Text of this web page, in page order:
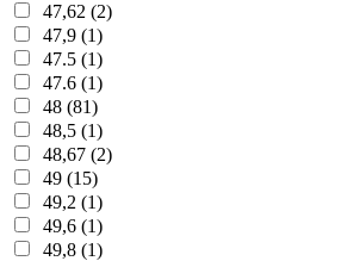
47,62 (2)
47,9 (1)
47.5 (1)
47.6 (1)
48 (81)
48,5 (1)
48,67 (2)
49 (15)
49,2 (1)
49,6 (1)
49,8 (1)